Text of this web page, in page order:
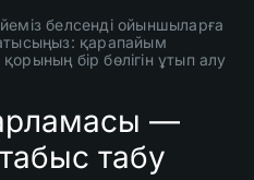
белсенді ойыншыларға
қарапайым
бір бөлігін ұтып алу
—
табу